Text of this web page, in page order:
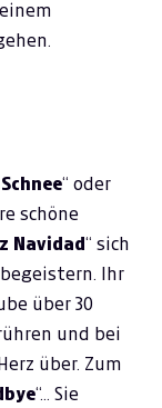
“ oder
schöne
Navidad“ sich
Ihr
über 30
und bei
über. Zum
“… Sie